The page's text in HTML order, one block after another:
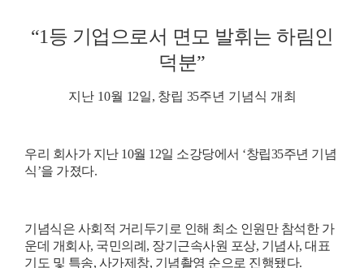
“1등 기업으로서 면모 발휘는 하림인
덕분”
지난 10월 12일, 창립 35주년 기념식 개최
우리 회사가 지난 10월 12일 소강당에서 ‘창립35주년 기념
식’을 가졌다.
기념식은 사회적 거리두기로 인해 최소 인원만 참석한 가
운데 개회사, 국민의례 , 장기근속사원 포상, 기념사, 대표
기도 및 특송, 사가제창, 기념촬영 순으로 진행됐다.